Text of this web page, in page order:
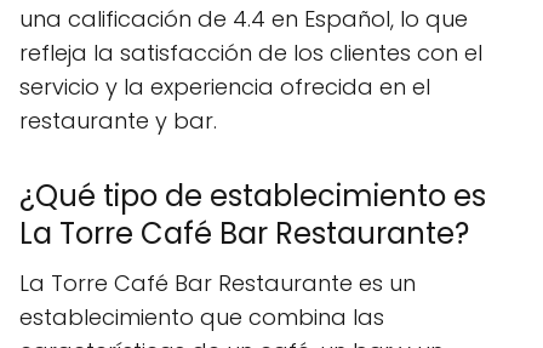
una calificación de 4.4 en Español, lo que
refleja la satisfacción de los clientes con el
servicio y la experiencia ofrecida en el
restaurante y bar.
¿Qué tipo de establecimiento es
La Torre Café Bar Restaurante?
La Torre Café Bar Restaurante es un
establecimiento que combina las